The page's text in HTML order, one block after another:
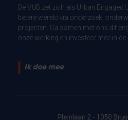
De VUB zet zich als Urban Engaged
betere wereld via onderzoek,
projecten. Ga samen met ons dit
onze werking en investeer mee in
Ik doe mee
Pleinlaan 2 - 1050